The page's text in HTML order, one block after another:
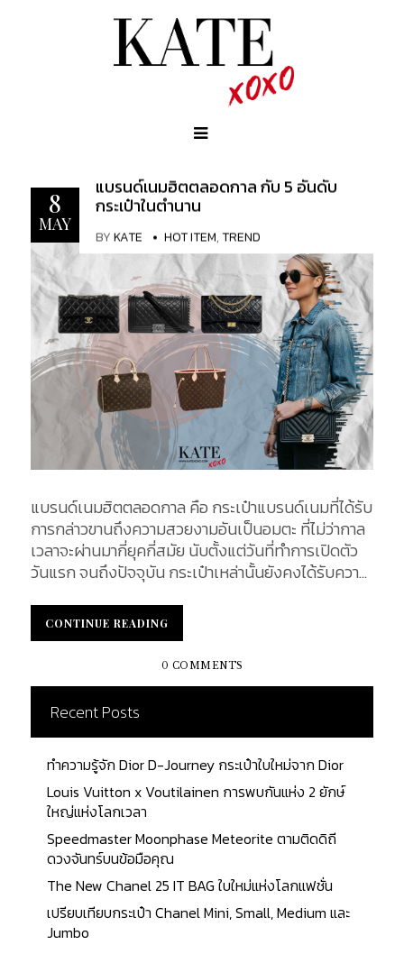
8
MAY
แบรนด์เนมฮิตตลอดกาล กับ 5 อันดับ
กระเป๋าในตำนาน
BYKATE HOT ITEM, TREND
แบรนด์เนมฮิตตลอดกาล คือ กระเป๋าแบรนด์เนมที่ได้รับ
การกล่าวขานถึงความสวยงามอันเป็นอมตะ ที่ไม่ว่ากาล
เวลาจะผ่านมากี่ยุคกี่สมัย นับตั้งแต่วันที่ทำการเปิดตัว
วันแรก จนถึงปัจจุบัน กระเป๋าเหล่านั้นยังคงได้รับความ
ต้องการของบรรดาสาวๆ ไม่เสื่อมคลาย ในวันนี้เราจะพา
ทุกคนไปรู้จักกับ 5 อันดับกระเป๋า จากแบรนด์ชั้นนำ
ระดับโลก ที่ขึ้นแท่นเป็นกระเป๋าระดับตำนาน ซึ่งแม้แต่มือ
ใหม่ในวงการแฟชั่นยังต้องรู้จักหรือเคยได้ยินชื่อคุ้นหู
กันมาบ้าง จะมีรุ่นไหนบ้างนั้น ติดตามได้จากบทความนี้
เลยค่ะ Chanel Boy กระเป๋าที่กลายเป็น Iconic Bag และ
ได้รับความสนใจจากโลกแฟชั่นในทันที หลังจากการเปิด
ตัวไม่นานนัก ในงานแฟชั่นโชว์ Fall/Winter Ready-
To-Wear Collection ของ Chanel ในปี ค.ศ. 2011 ด้วย
รูปทรงคลาสสิค สะกดทุกสายตาตั้งแต่แรกเห็น ดีไซน์
โดย คาร์ล ลาเกอร์เฟลด์ (Karl Lagerfeld) ได้รับแรง
บันดาลใจมาจากกระเป๋าใส่กระสุนปืนของนักล่าสัตว์ โดย
ใน 1 ปี ทาง Chanel จะนำเสนอกระเป๋า Chanel Boy ใน
รูปแบบใหม่ๆ ทั้งดีไซน์ สไตล์ และวัสดุที่ใช้ตัดเย็บกระเป๋า
มากถึง 4 ครั้งด้วยกัน Chanel Boy ถูกออกแบบมาใน
ดีไซน์ที่เรียบง่ายแต่เต็มไปด้วยความทันสมัย มาพร้อม
CONTINUE READING
CONTINUE READING
0 COMMENTS
Recent Posts
ทำความรู้จัก Dior D-Journey กระเป๋าใบใหม่จาก Dior
Louis Vuitton x Voutilainen การพบกันแห่ง 2 ยักษ์
ใหญ่แห่งโลกเวลา
Speedmaster Moonphase Meteorite ตามติดดิถี
ดวงจันทร์บนข้อมือคุณ
The New Chanel 25 IT BAG ใบใหม่แห่งโลกแฟชั่น
เปรียบเทียบกระเป๋า Chanel Mini, Small, Medium และ
Jumbo